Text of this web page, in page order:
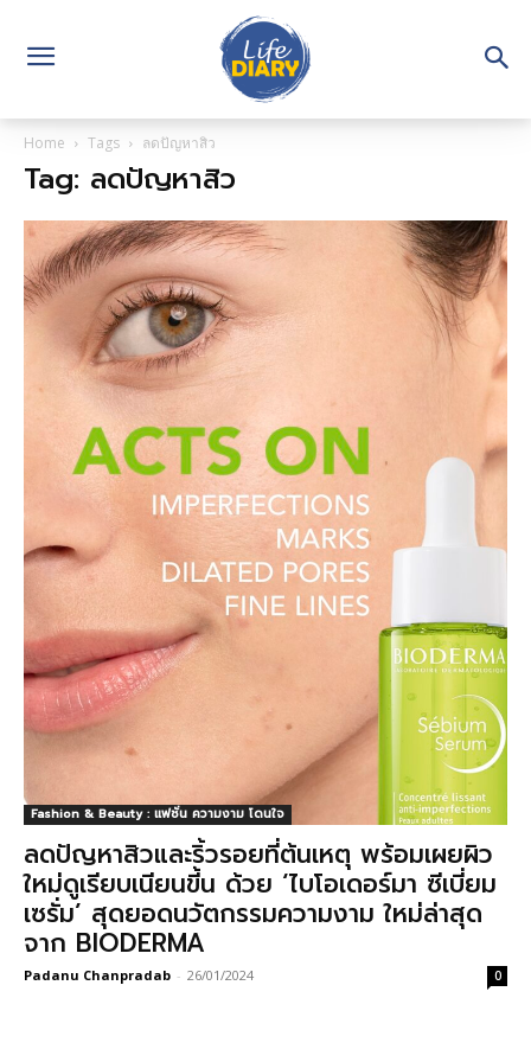
Home Tags ลดปัญหาสิว
Tag: ลดปัญหาสิว
Fashion & Beauty : แฟชั่น ความงาม โดนใจ
ลดปัญหาสิวและริ้วรอยที่ต้นเหตุ พร้อมเผยผิว
ใหม่ดูเรียบเนียนขี้น ด้วย ‘ไบโอเดอร์มา ซีเบี่ยม
เซรั่ม’ สุดยอดนวัตกรรมความงาม ใหม่ล่าสุด
จาก BIODERMA
Padanu Chanpradab - 26/01/2024 0